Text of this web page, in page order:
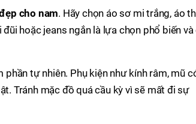
cho nam. Hãy chọn áo sơ mi trắng, áo
hoặc jeans ngắn là lựa chọn phổ biến và
tự nhiên. Phụ kiện như kính râm, mũ
Tránh mặc đồ quá cầu kỳ vì sẽ mất đi sự